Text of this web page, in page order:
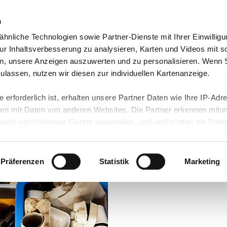
Technologien sowie Partner-Dienste mit Ihrer
Inhaltsverbesserung zu analysieren, Karten und Videos mit
unsere Anzeigen auszuwerten und zu personalisieren. Wenn
nutzen wir diesen zur individuellen Kartenanzeige.
erforderlich ist, erhalten unsere Partner Daten wie Ihre IP-
mit Daten von anderen Websites. Die Partner erkennen
verschiedene Geräte verwenden, und verknüpfen die Daten
ist kein der EU gleichwertiges Datenschutzniveau
Daten führen kann.
unserenDatenschutzhinweisenund in unsererCookie-
Funktionen für diese Zwecke aktiviert sind, müssen Sie
mittels nachfolgender Buttons über Ihre Einwilligung für
erteilte Einwilligung stets für die Zukunft widerrufen. Bitte
Präferenzen Statistik Marketing
Über uns Aktuelles
Green IB: